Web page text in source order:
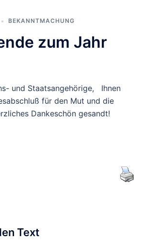
BEKANNTMACHUNG
zum Jahr
und Staatsangehörige, Ihnen
für den Mut und die
Dankeschön gesandt!
Text